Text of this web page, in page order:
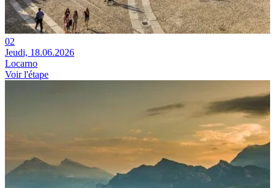
02
Jeudi, 18.06.2026
Locarno
Voir l'étape